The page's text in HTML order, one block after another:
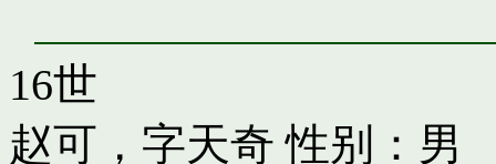
16世
赵可，字天奇 性别：男